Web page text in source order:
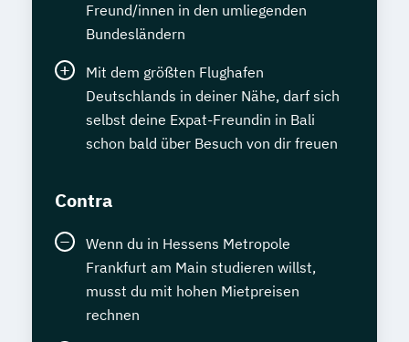
Freund/innen in den umliegenden
Bundesländern
Mit dem größten Flughafen
Deutschlands in deiner Nähe, darf sich
selbst deine Expat-Freundin in Bali
schon bald über Besuch von dir freuen
Contra
Wenn du in Hessens Metropole
Frankfurt am Main studieren willst,
musst du mit hohen Mietpreisen
rechnen